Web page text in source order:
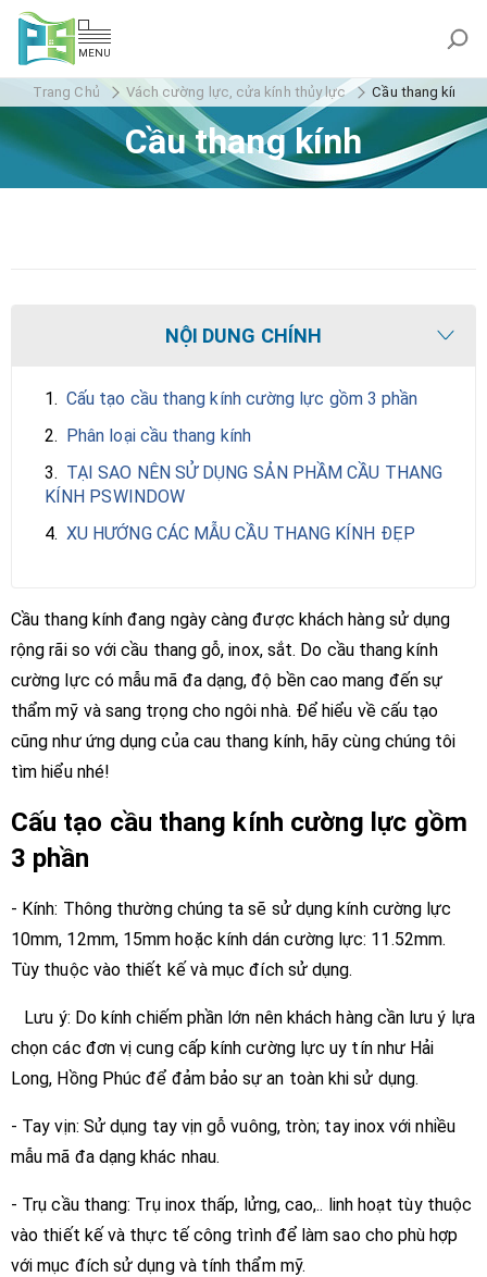
MENU
Trang Chủ Vách cường lực, cửa kính thủy lực Cầu thang kính
Cầu thang kính
NỘI DUNG CHÍNH
1. Cấu tạo cầu thang kính cường lực gồm 3 phần
2. Phân loại cầu thang kính
3. TẠI SAO NÊN SỬ DỤNG SẢN PHẦM CẦU THANG
KÍNH PSWINDOW
4. XU HƯỚNG CÁC MẪU CẦU THANG KÍNH ĐẸP
Cầu thang kính đang ngày càng được khách hàng sử dụng
rộng rãi so với cầu thang gỗ, inox, sắt. Do cầu thang kính
cường lực có mẫu mã đa dạng, độ bền cao mang đến sự
thẩm mỹ và sang trọng cho ngôi nhà. Để hiểu về cấu tạo
cũng như ứng dụng của cau thang kính, hãy cùng chúng tôi
tìm hiểu nhé!
Cấu tạo cầu thang kính cường lực gồm
3 phần
- Kính: Thông thường chúng ta sẽ sử dụng kính cường lực
10mm, 12mm, 15mm hoặc kính dán cường lực: 11.52mm.
Tùy thuộc vào thiết kế và mục đích sử dụng.
Lưu ý: Do kính chiếm phần lớn nên khách hàng cần lưu ý lựa
chọn các đơn vị cung cấp kính cường lực uy tín như Hải
Long, Hồng Phúc để đảm bảo sự an toàn khi sử dụng.
- Tay vịn: Sử dụng tay vịn gỗ vuông, tròn; tay inox với nhiều
mẫu mã đa dạng khác nhau.
- Trụ cầu thang: Trụ inox thấp, lửng, cao,.. linh hoạt tùy thuộc
vào thiết kế và thực tế công trình để làm sao cho phù hợp
với mục đích sử dụng và tính thẩm mỹ.